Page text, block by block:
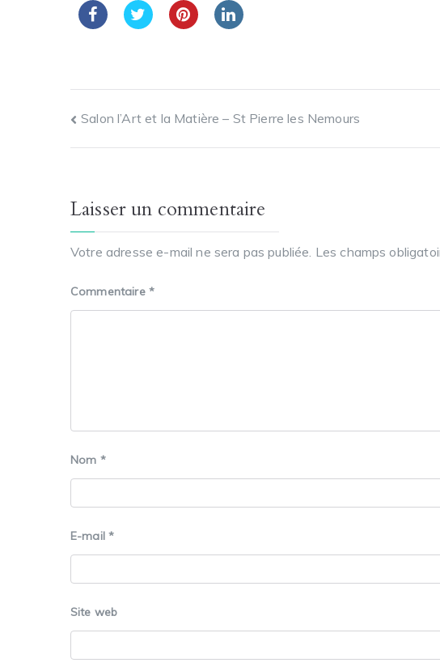
Salon l’Art et la Matière – St Pierre les Nemours
Laisser un commentaire
Votre adresse e-mail ne sera pas publiée. Les champs
Commentaire *
Nom *
E-mail*
Site web